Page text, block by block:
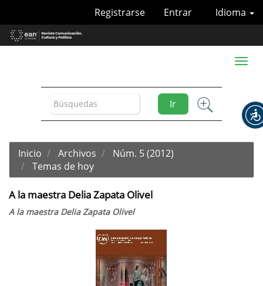
Contenido
principal
Idioma
Registrarse Entrar
Ir
Toggle
Inicio Archivos
Núm. 5 (2012)
Temas de hoy
A la maestra Delia Zapata Olivel
A la maestra Delia Zapata Olivel